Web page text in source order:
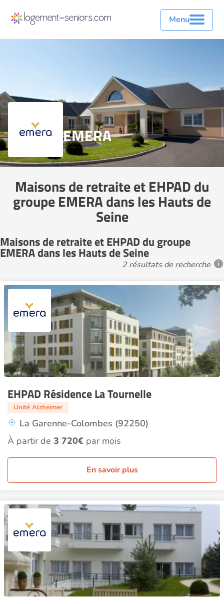
Menu
EMERA
Maisons de retraite et EHPAD du
groupe EMERA dans les Hauts de
Seine
Maisons de retraite et EHPAD du groupe
EMERA dans les Hauts de Seine
2 résultats de recherche
EHPAD Résidence La Tournelle
Unité Alzheimer
La Garenne-Colombes (92250)
À partir de 3 720€ par mois
En savoir plus